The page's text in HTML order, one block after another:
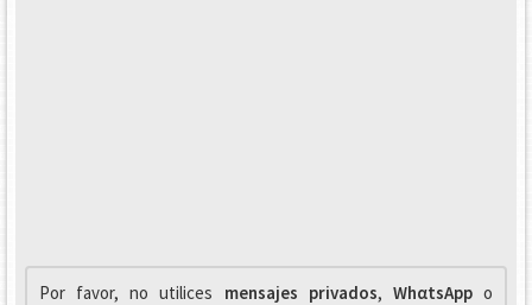
Por favor, no utilices mensajes privados, WhαtsAppo